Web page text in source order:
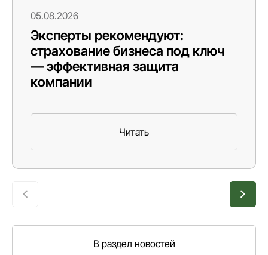
05.08.2026
Эксперты рекомендуют:
страхование бизнеса под ключ
— эффективная защита
компании
Читать
В раздел новостей